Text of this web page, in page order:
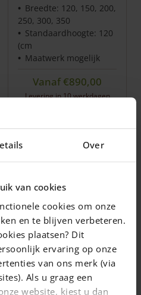
Over
van cookies
cookies om onze
en te blijven verbeteren.
plaatsen? Dit
ervaring op onze
van ons merk (via
Als u graag een
website, kiest u dan
Breedte: 120, 150, 200,
250, 300, 350
Standaardhoogte: 120
(cm
Maatwerk mogelijk
Vanaf€890,00
Levering in 10 werkdagen
Opties
Boerenpoort hoek 4
niveau douglas